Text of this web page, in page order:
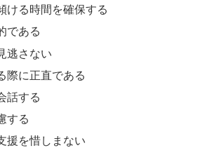
ける時間を確保する
である
逃さない
際に正直である
話する
する
援を惜しまない